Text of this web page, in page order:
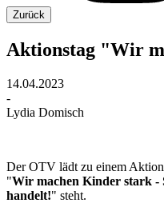
Zurück
Aktionstag "Wir
14.04.2023
-
Lydia Domisch
Der OTV lädt zu einem
"Wir machen Kinder stark -
handelt!" steht.